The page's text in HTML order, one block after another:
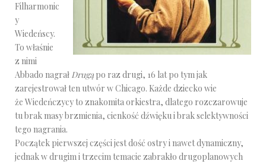
Filharmonic
y
Wiedeńscy.
To właśnie
z nimi
Abbado nagrał Drugą po raz drugi, 16 lat po tym jak
zarejestrował ten utwór w Chicago. Każde dziecko wie
że Wiedeńczycy to znakomita orkiestra, dlatego rozczarowuje
tu brak masy brzmienia, cienkość dźwięku i brak selektywności
tego nagrania.
Początek pierwszej części jest dość ostry i nawet dynamiczny,
jednak w drugim i trzecim temacie zabrakło drugoplanowych